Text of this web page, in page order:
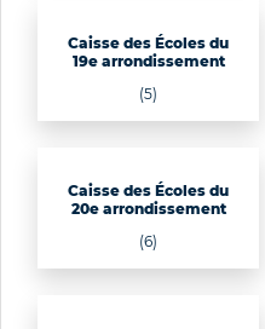
Caisse des Écoles du
19e arrondissement
(5)
Caisse des Écoles du
20e arrondissement
(6)